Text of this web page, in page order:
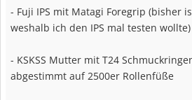
- Fuji IPS mit Matagi Foregrip (bisher
weshalb ich den IPS mal testen wollte)
- KSKSS Mutter mit T24
abgestimmt auf 2500er Rollenfüße